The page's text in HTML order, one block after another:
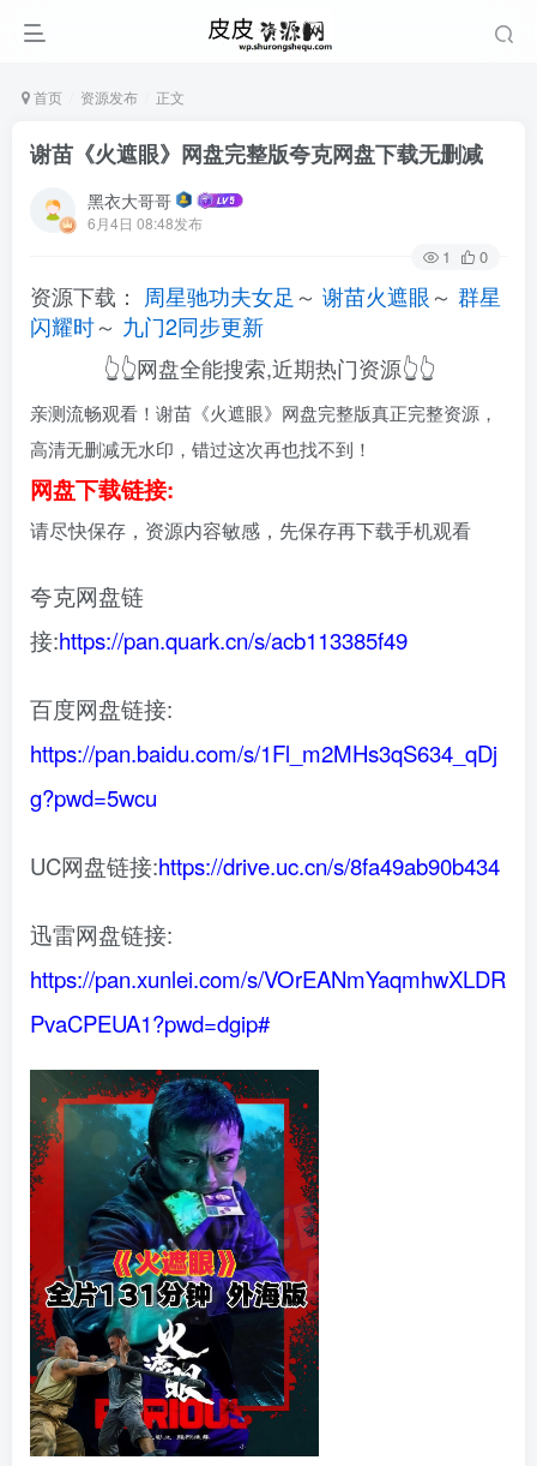
首页 资源发布 正文
谢苗《火遮眼》网盘完整版夸克网盘下载无删减
黑衣大哥哥
6月4日 08:48发布
1 0
资源下载： 周星驰功夫女足 ～ 谢苗火遮眼～ 群星
闪耀时～ 九门2同步更新
👆👆网盘全能搜索,近期热门资源👆👆
亲测流畅观看！谢苗《火遮眼》网盘完整版真正完整资源，
高清无删减无水印，错过这次再也找不到！
网盘下载链接:
请尽快保存，资源内容敏感，先保存再下载手机观看
夸克网盘链
接:https://pan.quark.cn/s/acb113385f49
百度网盘链接:
https://pan.baidu.com/s/1Fl_m2MHs3qS634_qDj
g?pwd=5wcu
UC网盘链接:https://drive.uc.cn/s/8fa49ab90b434
迅雷网盘链接:
https://pan.xunlei.com/s/VOrEANmYaqmhwXLDR
PvaCPEUA1?pwd=dgip#